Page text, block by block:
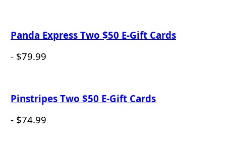
Panda Express Two $50 E-Gift Cards
- $79.99
Pinstripes Two $50 E-Gift Cards
- $74.99